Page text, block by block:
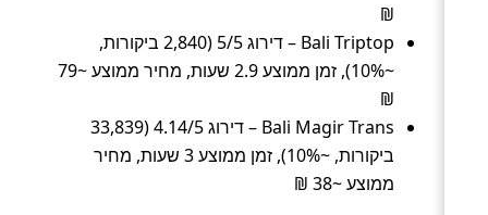
₪
Bali Triptop – דירוג 5/5 (2,840 ביקורות,
~10%), זמן ממוצע 2.9 שעות, מחיר ממוצע ~79
₪
Bali Magir Trans – דירוג 4.14/5 (33,839
ביקורות, ~10%), זמן ממוצע 3 שעות, מחיר
ממוצע ~38 ₪